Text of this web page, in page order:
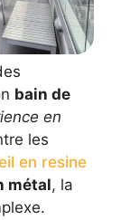
bain de
en
les
en resine
métal, la